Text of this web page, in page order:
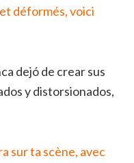
déformés, voici
dejó de crear sus
y distorsionados,
sur ta scène, avec